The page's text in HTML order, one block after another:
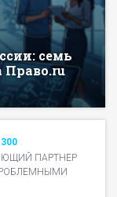
семь
Право.ru
ПАРТНЕР